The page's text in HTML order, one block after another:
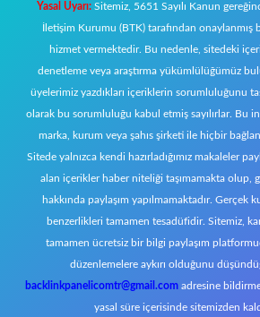
Yasal Uyarı: Sitemiz, 5651 Sayılı Kanun
İletişim Kurumu (BTK) tarafından onaylanmış
hizmet vermektedir. Bu nedenle, sitedeki
denetleme veya araştırma yükümlülüğümüz
üyelerimiz yazdıkları içeriklerin sorumluluğunu
olarak bu sorumluluğu kabul etmiş sayılırlar. Bu
marka, kurum veya şahıs şirketi ile hiçbir
Sitede yalnızca kendi hazırladığımız makaleler
alan içerikler haber niteliği taşımamakta olup,
hakkında paylaşım yapılmamaktadır. Gerçek
benzerlikleri tamamen tesadüfidir. Sitemiz,
tamamen ücretsiz bir bilgi paylaşım
düzenlemelere aykırı olduğunu
backlinkpanelicomtr@gmail.com adresine
yasal süre içerisinde sitemizden